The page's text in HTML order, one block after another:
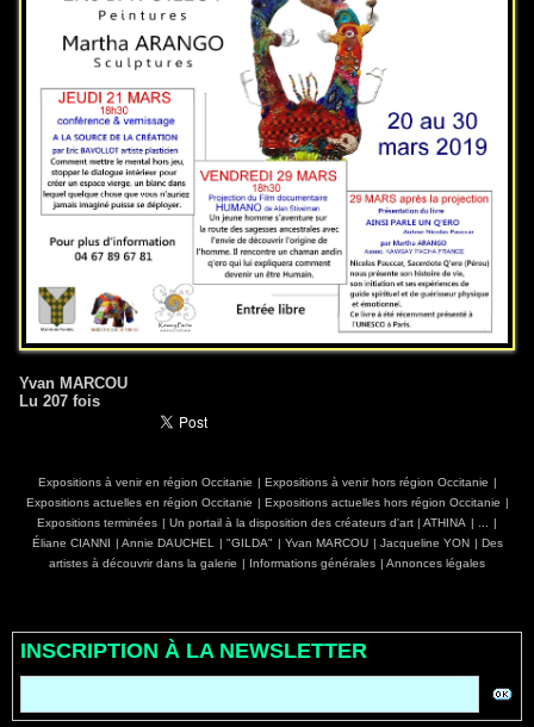
Yvan MARCOU
Lu 207 fois
Expositions à venir en région Occitanie | Expositions à venir hors région Occitanie |
Expositions actuelles en région Occitanie | Expositions actuelles hors région Occitanie |
Expositions terminées | Un portail à la disposition des créateurs d'art | ATHINA |
|
Éliane CIANNI | Annie DAUCHEL | "GILDA" | Yvan MARCOU | Jacqueline YON | Des
artistes à découvrir dans la galerie | Informations générales | Annonces légales
INSCRIPTION À LA NEWSLETTER